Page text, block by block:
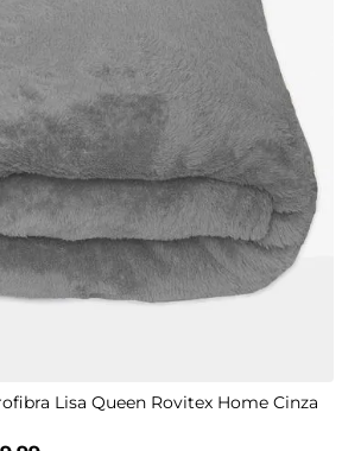
Lisa Queen Rovitex Home Cinza